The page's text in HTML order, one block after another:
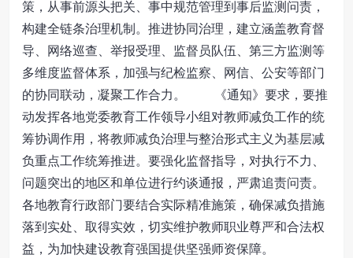
策，从事前源头把关、事中规范管理到事后监测问责，
构建全链条治理机制。推进协同治理，建立涵盖教育督
导、网络巡查、举报受理、监督员队伍、第三方监测等
多维度监督体系，加强与纪检监察、网信、公安等部门
的协同联动，凝聚工作合力。 《通知》要求，要推
动发挥各地党委教育工作领导小组对教师减负工作的统
筹协调作用，将教师减负治理与整治形式主义为基层减
负重点工作统筹推进。要强化监督指导，对执行不力、
问题突出的地区和单位进行约谈通报，严肃追责问责。
各地教育行政部门要结合实际精准施策，确保减负措施
落到实处、取得实效，切实维护教师职业尊严和合法权
益，为加快建设教育强国提供坚强师资保障。